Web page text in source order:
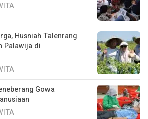
Husniah Talenrang
Palawija di
Gowa